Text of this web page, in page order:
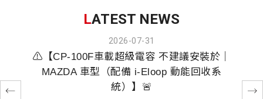
LATEST NEWS
2026-07-31
⚠️【CP-100F車載超級電容 不建議安裝於｜
MAZDA 車型（配備 i-Eloop 動能回收系
統）】🚨